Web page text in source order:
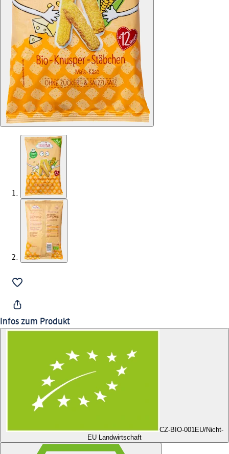
Infos zum Produkt
CZ-BIO-001 EU/Nicht-
EU Landwirtschaft